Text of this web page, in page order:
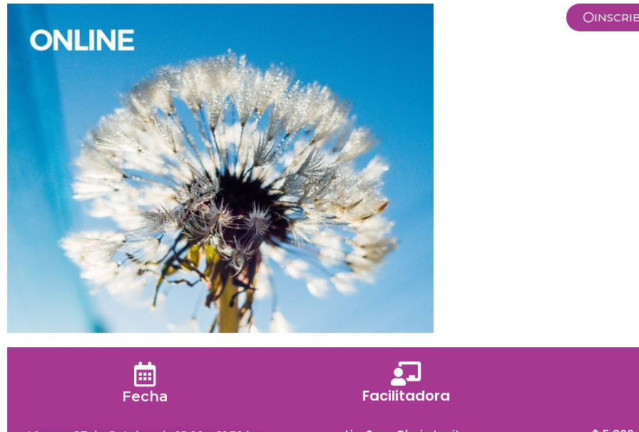
Fecha Facilitadora